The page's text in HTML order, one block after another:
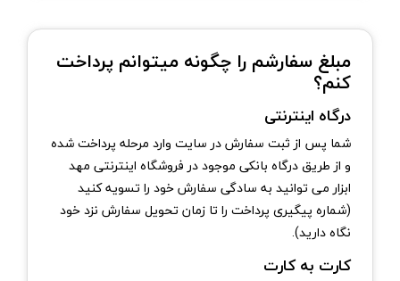
مبلغ سفارشم را چگونه میتوانم پرداخت
کنم؟
درگاه اینترنتی
شما پس از ثبت سفارش در سایت وارد مرحله پرداخت شده
و از طریق درگاه بانکی موجود در فروشگاه اینترنتی مهد
ابزار می توانید به سادگی سفارش خود را تسویه کنید
(شماره پیگیری پرداخت را تا زمان تحویل سفارش نزد خود
نگاه دارید).
کارت به کارت